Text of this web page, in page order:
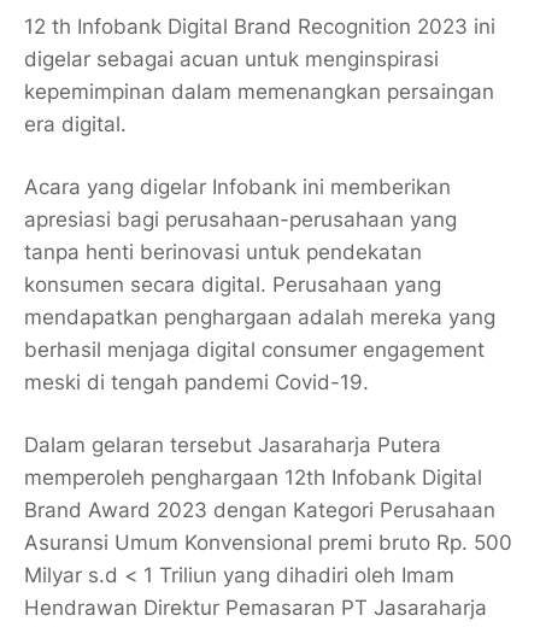
12 th Infobank Digital Brand Recognition 2023 ini
digelar sebagai acuan untuk menginspirasi
kepemimpinan dalam memenangkan persaingan
era digital.
Acara yang digelar Infobank ini memberikan
apresiasi bagi perusahaan-perusahaan yang
tanpa henti berinovasi untuk pendekatan
konsumen secara digital. Perusahaan yang
mendapatkan penghargaan adalah mereka yang
berhasil menjaga digital consumer engagement
meski di tengah pandemi Covid-19.
Dalam gelaran tersebut Jasaraharja Putera
memperoleh penghargaan 12th Infobank Digital
Brand Award 2023 dengan Kategori Perusahaan
Asuransi Umum Konvensional premi bruto Rp. 500
Milyar s.d < 1 Triliun yang dihadiri oleh Imam
Hendrawan Direktur Pemasaran PT Jasaraharja